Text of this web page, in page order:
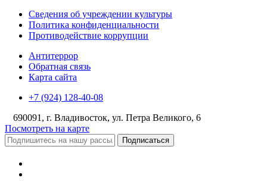
Сведения об учреждении культуры
Политика конфиденциальности
Противодействие коррупции
Антитеррор
Обратная связь
Карта сайта
+7 (924) 128-40-08
690091, г. Владивосток, ул. Петра Великого, 6
Посмотреть на карте
Подписаться